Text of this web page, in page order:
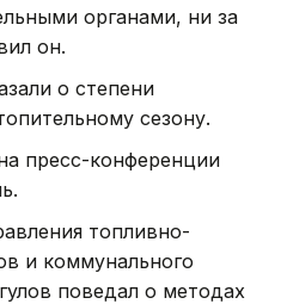
органами, ни за
он.
о степени
сезону.
пресс-конференции
топливно-
и коммунального
поведал о методах